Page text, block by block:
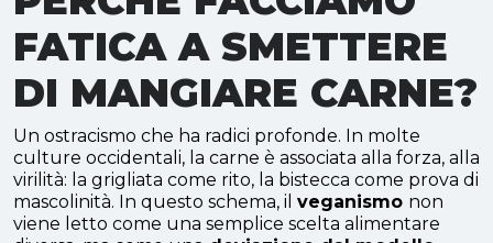
FATICA A SMETTERE
DI MANGIARE CARNE?
Un ostracismo che ha radici profonde. In molte
culture occidentali, la carne è associata alla forza, alla
virilità: la grigliata come rito, la bistecca come prova di
mascolinità. In questo schema, il veganismo non
viene letto come una semplice scelta alimentare